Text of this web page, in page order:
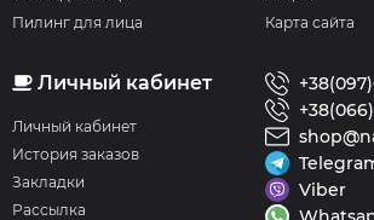
Пилинг для лица
Карта сайта
Личный кабинет
Личный кабинет
История заказов
Закладки
Рассылка
Viber